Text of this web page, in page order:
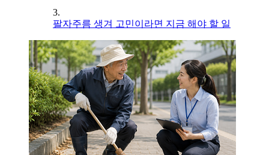
3.
팔자주름 생겨 고민이라면 지금 해야 할 일